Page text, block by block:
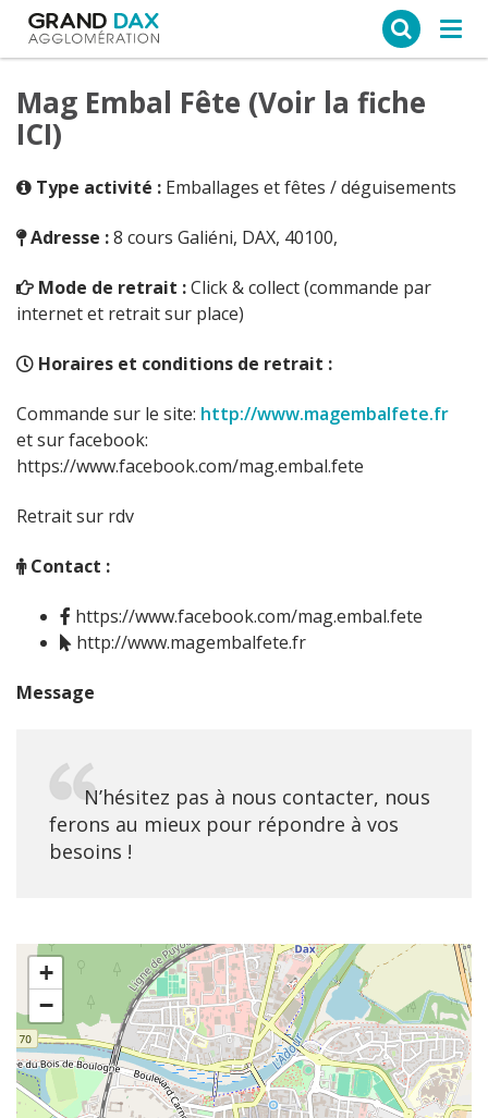
Mag Embal Fête (Voir la fiche
ICI)
Type activité : Emballages et fêtes / déguisements
Adresse :8 cours Galiéni, DAX, 40100,
Mode de retrait :Click & collect (commande par
internet et retrait sur place)
Horaires et conditions de retrait :
Commande sur le site: http://www.magembalfete.fr
et sur facebook:
https://www.facebook.com/mag.embal.fete
Retrait sur rdv
Contact :
https://www.facebook.com/mag.embal.fete
http://www.magembalfete.fr
Message
N’hésitez pas à nous contacter, nous
ferons au mieux pour répondre à vos
besoins !
+
−